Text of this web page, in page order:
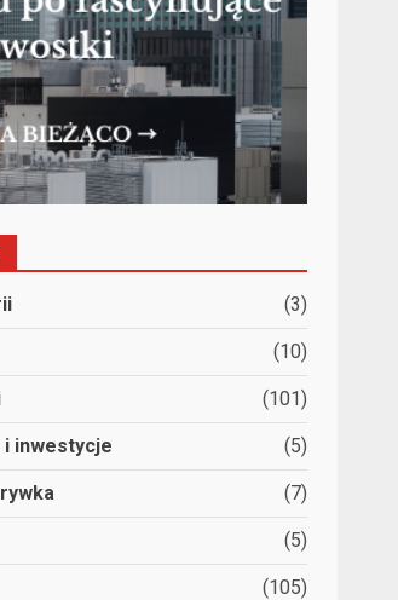
(3)
(10)
(101)
i inwestycje (5)
(7)
(5)
(105)